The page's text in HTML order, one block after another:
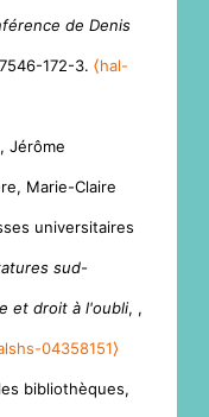
de Denis
172-3. ⟨hal-
Jérôme
Marie-Claire
universitaires
sud-
et droit à l'oubli, ,
04358151⟩
bibliothèques,